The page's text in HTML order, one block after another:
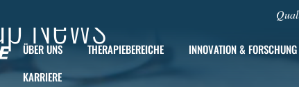
ÜBER UNS THERAPIEBEREICHE INNOVATION & FORSCHUNG
KARRIERE
News